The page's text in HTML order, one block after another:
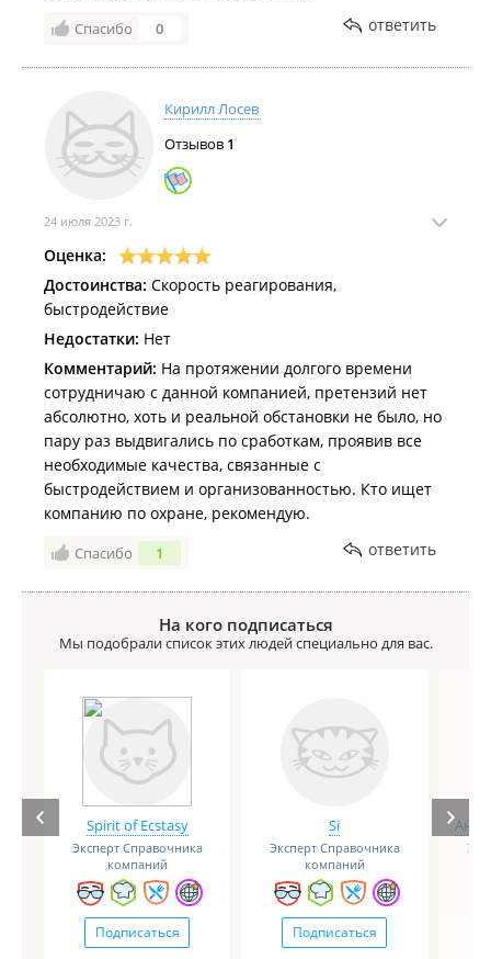
Спасибо 0 ответить
Кирилл Лосев
Отзывов 1
24 июля 2023 г.
Оценка:
Достоинства: Скорость реагирования,
быстродействие
Недостатки: Нет
Комментарий: На протяжении долгого времени
сотрудничаю с данной компанией, претензий нет
абсолютно, хоть и реальной обстановки не было, но
пару раз выдвигались по сработкам, проявив все
необходимые качества, связанные с
быстродействием и организованностью. Кто ищет
компанию по охране, рекомендую.
Спасибо 1 ответить
На кого подписаться
Мы подобрали список этих людей специально для вас.
Spirit of Ecstasy
Эксперт Справочника
компаний
Подписаться
Si
Эксперт Справочника
компаний
Подписаться